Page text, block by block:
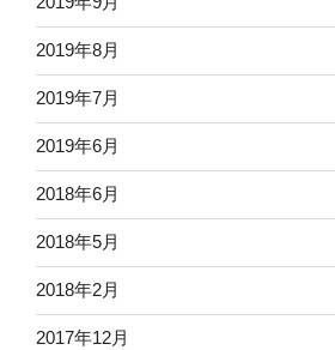
2019年8月
2019年7月
2019年6月
2018年6月
2018年5月
2018年2月
2017年12月